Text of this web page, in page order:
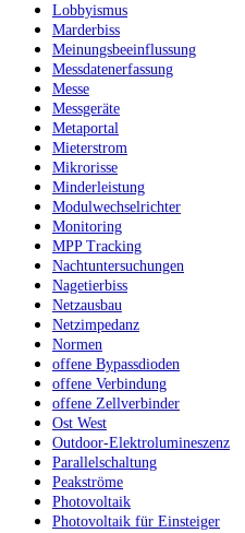
Lobbyismus
Marderbiss
Meinungsbeeinflussung
Messdatenerfassung
Messe
Messgeräte
Metaportal
Mieterstrom
Mikrorisse
Minderleistung
Modulwechselrichter
Monitoring
MPP Tracking
Nachtuntersuchungen
Nagetierbiss
Netzausbau
Netzimpedanz
Normen
offene Bypassdioden
offene Verbindung
offene Zellverbinder
Ost West
Outdoor-Elektrolumineszenz
Parallelschaltung
Peakströme
Photovoltaik
Photovoltaik für Einsteiger